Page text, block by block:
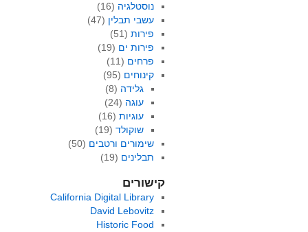
נוסטלגיה (16)
עשבי תבלין (47)
פירות(51)
פירות ים (19)
פרחים (11)
קינוחים (95)
גלידה (8)
עוגה (24)
עוגיות (16)
שוקולד (19)
שימורים ורטבים (50)
תבלינים (19)
קישורים
California Digital Library
David Lebovitz
Historic Food